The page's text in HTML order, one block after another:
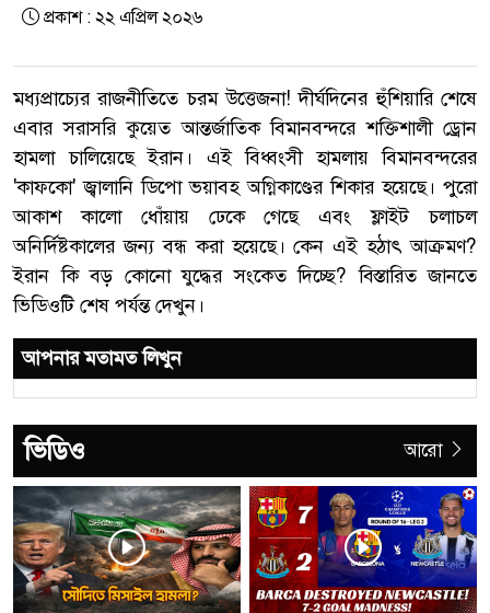
প্রকাশ : ২২ এপ্রিল ২০২৬
মধ্যপ্রাচ্যের রাজনীতিতে চরম উত্তেজনা! দীর্ঘদিনের হুঁশিয়ারি শেষে
এবার সরাসরি কুয়েত আন্তর্জাতিক বিমানবন্দরে শক্তিশালী ড্রোন
হামলা চালিয়েছে ইরান। এই বিধ্বংসী হামলায় বিমানবন্দরের
'কাফকো' জ্বালানি ডিপো ভয়াবহ অগ্নিকাণ্ডের শিকার হয়েছে। পুরো
আকাশ কালো ধোঁয়ায় ঢেকে গেছে এবং ফ্লাইট চলাচল
অনির্দিষ্টকালের জন্য বন্ধ করা হয়েছে। কেন এই হঠাৎ আক্রমণ?
ইরান কি বড় কোনো যুদ্ধের সংকেত দিচ্ছে? বিস্তারিত জানতে
ভিডিওটি শেষ পর্যন্ত দেখুন।
আপনার মতামত লিখুন
ভিডিও আরো